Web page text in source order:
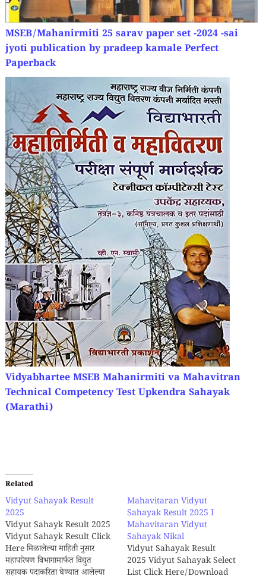
MSEB/Mahanirmiti 25 sarav paper set -2024 -sai
jyoti publication by pradeep kamalePerfect
Paperback
Vidyabhartee MSEB Mahanirmiti va Mahavitran
Technical Competency Test Upkendra Sahayak
(Marathi)
Related
Vidyut Sahayak Result
2025
Vidyut Sahayk Result 2025
Vidyut Sahayk Result Click
Here मिळालेल्या माहिती नुसार
महापारेषण विभागामार्फत विद्युत
Mahavitaran Vidyut
Sahayak Result 2025 I
Mahavitaran Vidyut
Sahayak Nikal
Vidyut Sahayak Result
2025 Vidyut Sahayak Select